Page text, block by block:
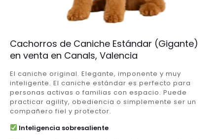
Cachorros de Caniche Estándar (Gigante)
en venta en Canals, Valencia
El caniche original. Elegante, imponente y muy
inteligente. El caniche estándar es perfecto para
personas activas o familias con espacio. Puede
practicar agility, obediencia o simplemente ser un
compañero fiel y protector.
Inteligencia sobresaliente